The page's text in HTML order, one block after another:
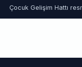
Çocuk Gelişim Hattı